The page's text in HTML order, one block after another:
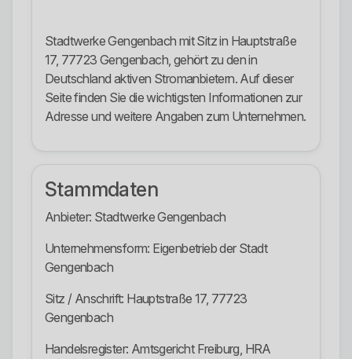
Stadtwerke Gengenbach mit Sitz in Hauptstraße
17, 77723 Gengenbach, gehört zu den in
Deutschland aktiven Stromanbietern. Auf dieser
Seite finden Sie die wichtigsten Informationen zur
Adresse und weitere Angaben zum Unternehmen.
Stammdaten
Anbieter: Stadtwerke Gengenbach
Unternehmensform: Eigenbetrieb der Stadt
Gengenbach
Sitz / Anschrift: Hauptstraße 17, 77723
Gengenbach
Handelsregister: Amtsgericht Freiburg, HRA